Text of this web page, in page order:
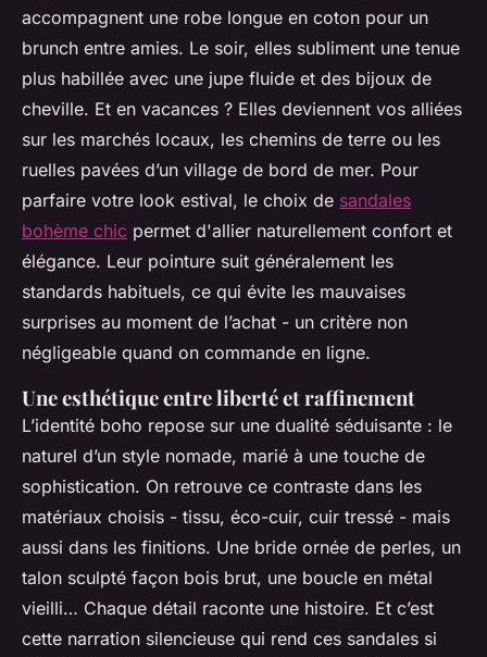
accompagnent une robe longue en coton pour un
brunch entre amies. Le soir, elles subliment une tenue
plus habillée avec une jupe fluide et des bijoux de
cheville. Et en vacances ? Elles deviennent vos alliées
sur les marchés locaux, les chemins de terre ou les
ruelles pavées d’un village de bord de mer. Pour
parfaire votre look estival, le choix de sandales
bohème chic permet d'allier naturellement confort et
élégance. Leur pointure suit généralement les
standards habituels, ce qui évite les mauvaises
surprises au moment de l’achat - un critère non
négligeable quand on commande en ligne.
Une esthétique entre liberté et raffinement
L’identité boho repose sur une dualité séduisante : le
naturel d’un style nomade, marié à une touche de
sophistication. On retrouve ce contraste dans les
matériaux choisis - tissu, éco-cuir, cuir tressé - mais
aussi dans les finitions. Une bride ornée de perles, un
talon sculpté façon bois brut, une boucle en métal
vieilli… Chaque détail raconte une histoire. Et c’est
cette narration silencieuse qui rend ces sandales si